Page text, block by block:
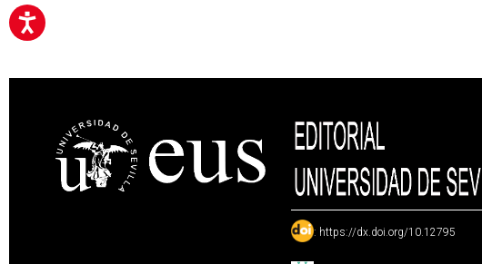
: https://dx.doi.org/10.12795